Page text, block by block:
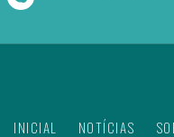
INICIAL NOTÍCIAS